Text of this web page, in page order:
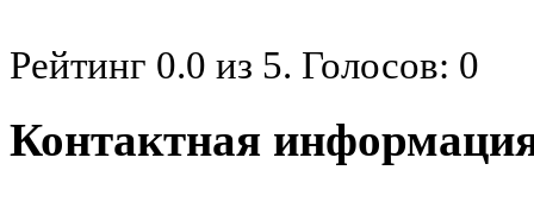
Рейтинг 0.0 из 5. Голосов: 0
Контактная